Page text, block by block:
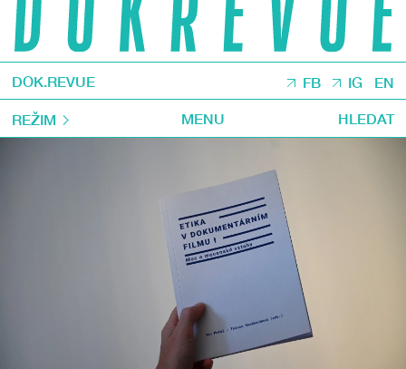
DOK.REVUE FB IG EN
REŽIM MENU HLEDAT